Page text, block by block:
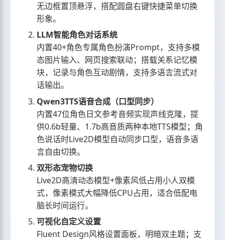
无边框置顶悬浮，搭配圆盘右键快捷菜单切换
形象。
LLM智能角色对话系统
内置40+角色专属角色扮演Prompt，支持多模
态图片输入、网页搜索联动；搭载关系记忆模
块，记录与角色互动剧情，支持多语言流式对
话输出。
Qwen3TTS语音合成（口型同步）
内置47位角色日文参考音频实现声线克隆，提
供0.6b轻量、1.7b高音质两种本地TTS模型；角
色说话时Live2D模型自动同步口型，语音多语
言自由切换。
双形态宠物切换
Live2D高清动态模型+像素风低占用小人双模
式，像素模式大幅降低CPU占用，适合低配电
脑长时间运行。
可视化自定义设置
Fluent Design风格设置面板，明暗双主题；支